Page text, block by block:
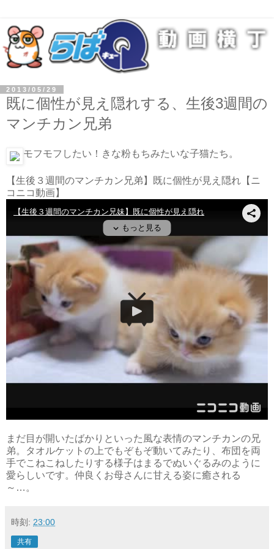
2013/05/29
既に個性が見え隠れする、生後3週間の
マンチカン兄弟
モフモフしたい！きな粉もちみたいな子猫たち。
【生後３週間のマンチカン兄弟】既に個性が見え隠れ 【ニ
コニコ動画】
まだ目が開いたばかりといった風な表情のマンチカンの兄
弟。タオルケットの上でもぞもぞ動いてみたり、布団を両
手でこねこねしたりする様子はまるでぬいぐるみのように
愛らしいです。仲良くお母さんに甘える姿に癒される
～…。
時刻: 23:00
共有